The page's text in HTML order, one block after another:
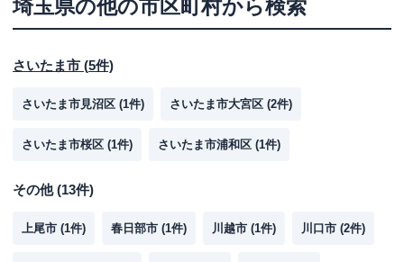
埼玉県の他の市区町村から検索
さいたま市 (5件)
さいたま市見沼区 (1件) さいたま市大宮区 (2件)
さいたま市桜区 (1件) さいたま市浦和区 (1件)
その他(13件)
上尾市 (1件) 春日部市 (1件) 川越市 (1件) 川口市 (2件)